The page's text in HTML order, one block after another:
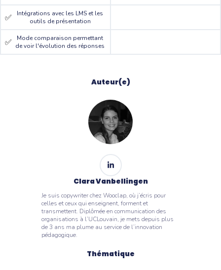
✅
Intégrations avec les LMS et les
outils de présentation
✅
Mode comparaison permettant
de voir l'évolution des réponses
Auteur(e)
Clara Vanbellingen
Je suis copywriter chez Wooclap, où j’écris pour
celles et ceux qui enseignent, forment et
transmettent. Diplômée en communication des
organisations à l’UCLouvain, je mets depuis plus
de 3 ans ma plume au service de l’innovation
pédagogique.
Thématique